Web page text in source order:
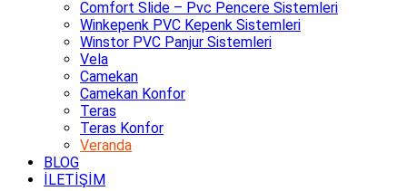
Comfort Slide – Pvc Pencere Sistemleri
Winkepenk PVC Kepenk Sistemleri
Winstor PVC Panjur Sistemleri
Vela
Camekan
Camekan Konfor
Teras
Teras Konfor
Veranda
BLOG
İLETİŞİM